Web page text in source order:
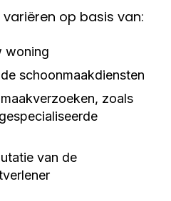
op basis van:
woning
schoonmaakdiensten
zoals
van de